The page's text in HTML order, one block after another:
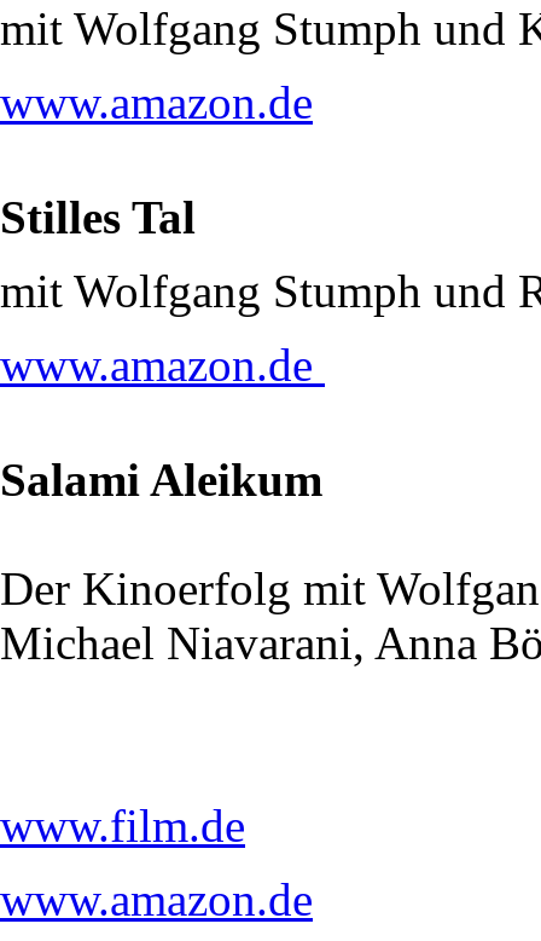
mit Wolfgang Stumph und
www.amazon.de
Stilles Tal
mit Wolfgang Stumph und
www.amazon.de
Salami Aleikum
Der Kinoerfolg mit
Michael Niavarani, Anna
www.film.de
www.amazon.de